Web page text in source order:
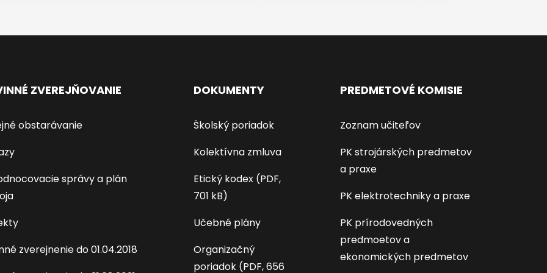
ZVEREJŇOVANIE
obstarávanie
správy a plán
zverejnenie do 01.04.2018
DOKUMENTY
Školský poriadok
Kolektívna zmluva
Etický kodex (PDF,
701 kB)
Učebné plány
Organizačný
poriadok (PDF, 656
PREDMETOVÉ KOMISIE
Zoznam učiteľov
PK strojárských predmetov
a praxe
PK elektrotechniky a praxe
PK prírodovedných
predmoetov a
ekonomických predmetov